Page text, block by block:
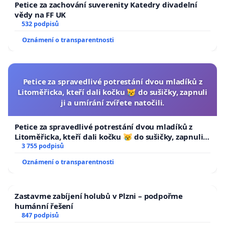
českého suverénního politika, která se stává
inspirací a vzorem pro ostatní evropské země. Tak
referuje o Vaší misi řada světových médií, v tomto
Poslední roky nám dávají příležitost zažít pocity
rozvratu slušnosti, práva, jakýchkoliv hranic studu
v politice, pocity bizáru a nemyslitelného. A zároveň
probuzení občanské hrdosti. Díky, že jste naplnil
záměr svého předchůdce Jaroslava Kubery a zvedl
naši hrdost vysoko. Je to pro Českou republiku
V úctě
Ondřej Bednář
Petice za zachování suverenity Katedry divadelní
vědy na FF UK
532 podpisů
Oznámení o transparentnosti
Petice za spravedlivé potrestání dvou mladíků z
Litoměřicka, kteří dali kočku 😿 do sušičky, zapnuli
ji a umírání zvířete natočili.
Petice za spravedlivé potrestání dvou mladíků z
Litoměřicka, kteří dali kočku 😿 do sušičky, zapnuli ji
a umírání zvířete natočili.
3 755 podpisů
Oznámení o transparentnosti
Zastavme zabíjení holubů v Plzni – podpořme
humánní řešení
847 podpisů